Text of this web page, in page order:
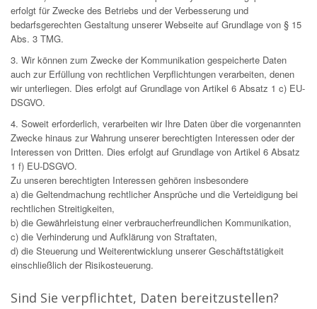
erfolgt für Zwecke des Betriebs und der Verbesserung und
bedarfsgerechten Gestaltung unserer Webseite auf Grundlage von § 15
Abs. 3 TMG.
3. Wir können zum Zwecke der Kommunikation gespeicherte Daten
auch zur Erfüllung von rechtlichen Verpflichtungen verarbeiten, denen
wir unterliegen. Dies erfolgt auf Grundlage von Artikel 6 Absatz 1 c) EU-
DSGVO.
4. Soweit erforderlich, verarbeiten wir Ihre Daten über die vorgenannten
Zwecke hinaus zur Wahrung unserer berechtigten Interessen oder der
Interessen von Dritten. Dies erfolgt auf Grundlage von Artikel 6 Absatz
1 f) EU-DSGVO.
Zu unseren berechtigten Interessen gehören insbesondere
a) die Geltendmachung rechtlicher Ansprüche und die Verteidigung bei
rechtlichen Streitigkeiten,
b) die Gewährleistung einer verbraucherfreundlichen Kommunikation,
c) die Verhinderung und Aufklärung von Straftaten,
d) die Steuerung und Weiterentwicklung unserer Geschäftstätigkeit
einschließlich der Risikosteuerung.
Sind Sie verpflichtet, Daten bereitzustellen?